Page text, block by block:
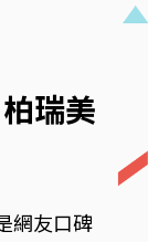
瑞美
網友口碑